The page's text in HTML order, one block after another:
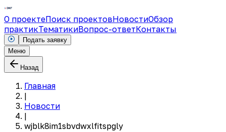
О проектеПоиск проектовНовостиОбзор
практикТематикиВопрос-ответКонтакты
Подать заявку
Меню
Назад
Главная
|
Новости
|
wjblk8im1sbvdwxlfitspgly